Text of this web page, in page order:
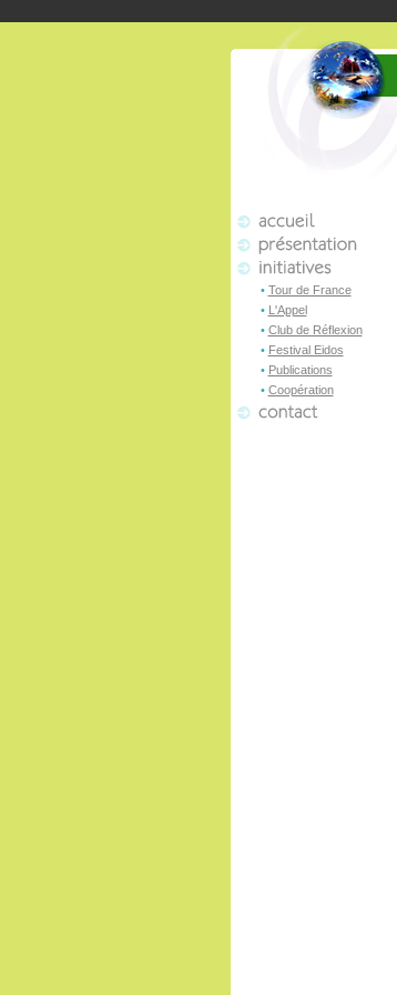
• Tour de France
• L'Appel
• Club de Réflexion
• Festival Eidos
• Publications
• Coopération